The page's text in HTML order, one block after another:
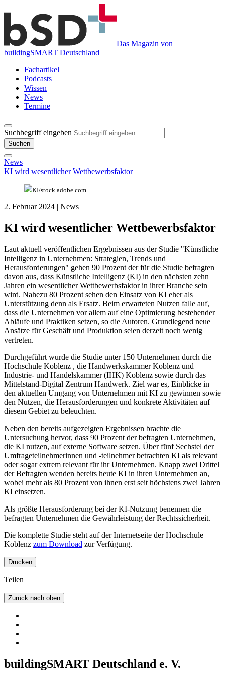
Das Magazin von
buildingSMART Deutschland
Fachartikel
Podcasts
Wissen
News
Termine
Suchbegriff eingeben
Suchen
News
KI wird wesentlicher Wettbewerbsfaktor
KI/stock.adobe.com
2. Februar 2024 | News
KI wird wesentlicher Wettbewerbsfaktor
Laut aktuell veröffentlichen Ergebnissen aus der Studie "Künstliche
Intelligenz in Unternehmen: Strategien, Trends und
Herausforderungen" gehen 90 Prozent der für die Studie befragten
davon aus, dass Künstliche Intelligenz (KI) in den nächsten zehn
Jahren ein wesentlicher Wettbewerbsfaktor in ihrer Branche sein
wird. Nahezu 80 Prozent sehen den Einsatz von KI eher als
Unterstützung denn als Ersatz. Beim erwarteten Nutzen falle auf,
dass die Unternehmen vor allem auf eine Optimierung bestehender
Abläufe und Praktiken setzen, so die Autoren. Grundlegend neue
Ansätze für Geschäft und Produktion seien derzeit noch wenig
vertreten.
Durchgeführt wurde die Studie unter 150 Unternehmen durch die
Hochschule Koblenz , die Handwerkskammer Koblenz und
Industrie- und Handelskammer (IHK) Koblenz sowie durch das
Mittelstand-Digital Zentrum Handwerk. Ziel war es, Einblicke in
den aktuellen Umgang von Unternehmen mit KI zu gewinnen sowie
den Nutzen, die Herausforderungen und konkrete Aktivitäten auf
diesem Gebiet zu beleuchten.
Neben den bereits aufgezeigten Ergebnissen brachte die
Untersuchung hervor, dass 90 Prozent der befragten Unternehmen,
die KI nutzen, auf externe Software setzen. Über fünf Sechstel der
Umfrageteilnehmerinnen und -teilnehmer betrachten KI als relevant
oder sogar extrem relevant für ihr Unternehmen. Knapp zwei Drittel
der Befragten wenden bereits heute KI in ihren Unternehmen an,
wobei mehr als 80 Prozent von ihnen erst seit höchstens zwei Jahren
KI einsetzen.
Als größte Herausforderung bei der KI-Nutzung benennen die
befragten Unternehmen die Gewährleistung der Rechtssicherheit.
Die komplette Studie steht auf der Internetseite der Hochschule
Koblenz zum Download zur Verfügung.
Drucken
Teilen
Zurück nach oben
buildingSMART Deutschland e. V.